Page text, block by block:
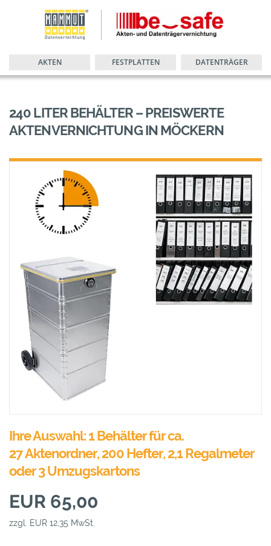
AKTEN FESTPLATTEN DATENTRÄGER
240 LITER BEHÄLTER – PREISWERTE
AKTENVERNICHTUNG IN MÖCKERN
Ihre Auswahl: 1 Behälter für ca.
27 Aktenordner, 200 Hefter, 2,1 Regalmeter
oder 3 Umzugskartons
EUR 65,00
zzgl. EUR 12,35 MwSt.